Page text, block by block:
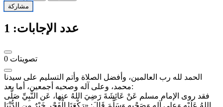
مشاركة
عدد الإجابات: 1
0 تصويتات
الحمد لله رب العالمين، وأفضل الصلاة وأتم التسليم على سيدنا
محمد، وعلى آله وصحبه أجمعين، أما بعد:
فقد روى الإمام مسلم عَنْ عَائِشَةَ رَضِيَ اللهُ عنها، عَن النَّبِيِّ صَلَّى
اللهُ عَلَيْهِ وَعلى آلِهِ وَصَحْبِهِ وَسَلَّمَ قَالَ: «رَكْعَتَا الْفَجْرِ خَيْرٌ مِن الدُّنْيَا